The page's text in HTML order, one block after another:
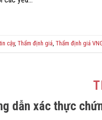
cậy, Thẩm định giá, Thẩm định giá
dẫn xác thực